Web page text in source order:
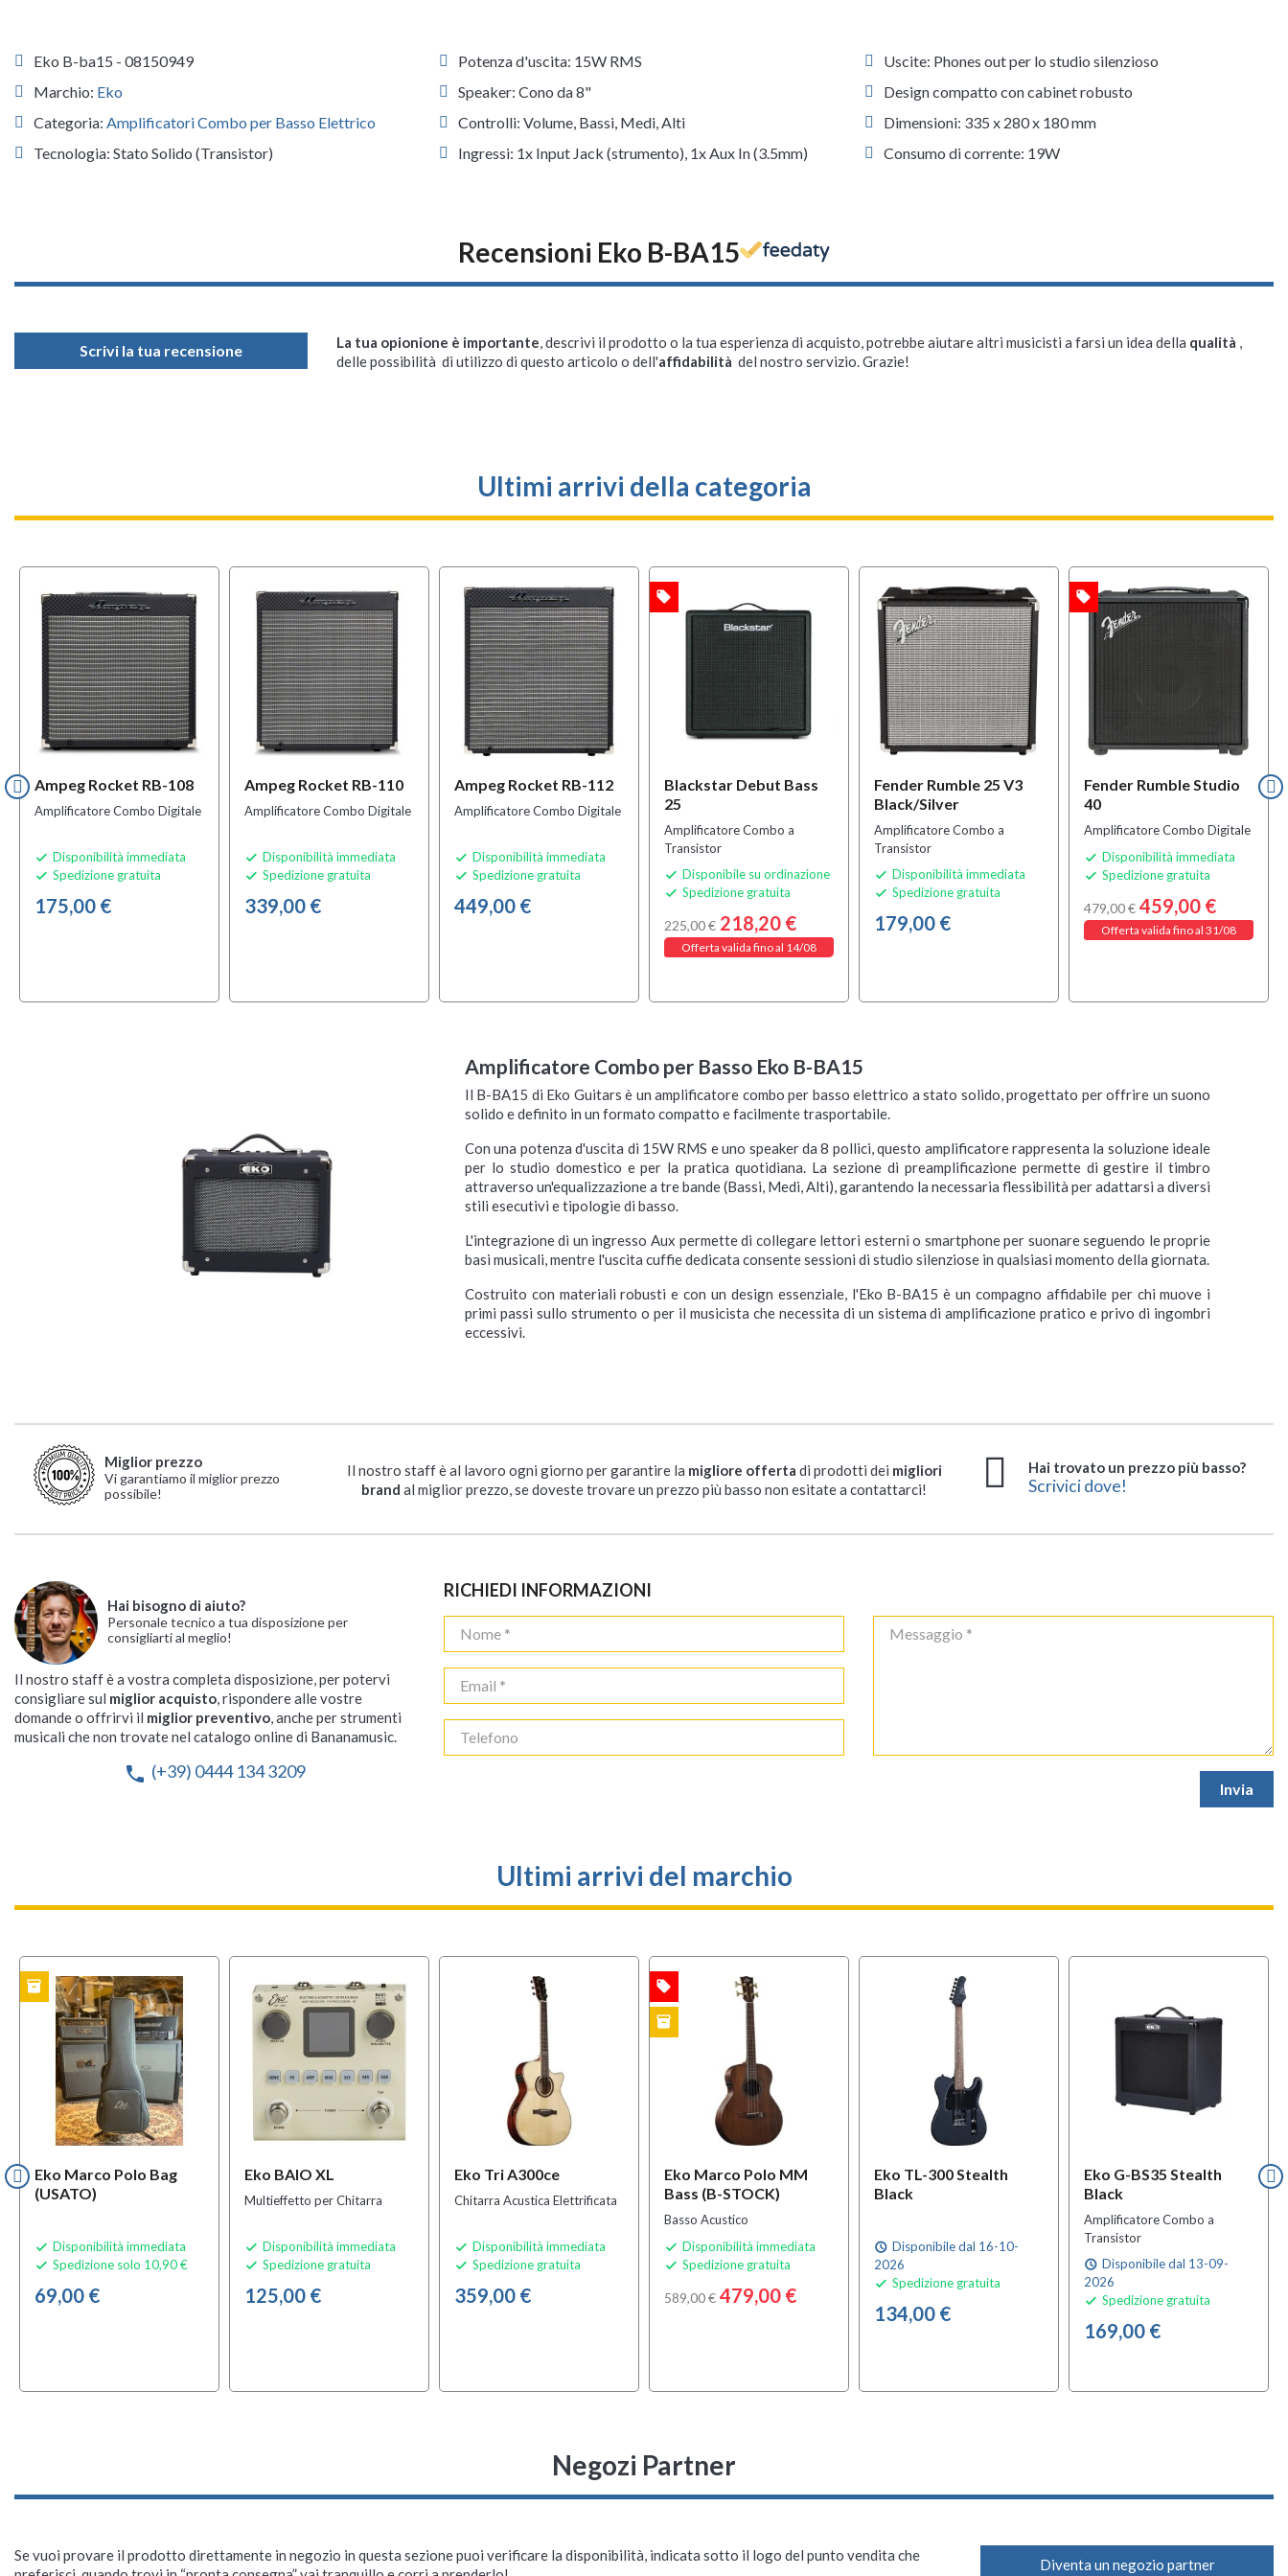
Eko B-ba15 - 08150949
Marchio: Eko
Categoria: Amplificatori Combo per Basso Elettrico
Tecnologia: Stato Solido (Transistor)
Potenza d'uscita: 15W RMS
Speaker: Cono da 8"
Controlli: Volume, Bassi, Medi, Alti
Ingressi: 1x Input Jack (strumento), 1x Aux In (3.5mm)
Uscite: Phones out per lo studio silenzioso
Design compatto con cabinet robusto
Dimensioni: 335 x 280 x 180 mm
Consumo di corrente: 19W
Recensioni Eko B-BA15
Scrivi la tua recensione La tua opionione è importante, descrivi il prodotto o la tua esperienza di acquisto, potrebbe aiutare altri musicisti a farsi un idea della qualità ,
delle possibilità di utilizzo di questo articolo o dell'affidabilità del nostro servizio. Grazie!
Ultimi arrivi della categoria
Ampeg Rocket RB-108
Amplificatore Combo Digitale
 Disponibilità immediata
 Spedizione gratuita
175,00 €
Ampeg Rocket RB-110
Amplificatore Combo Digitale
 Disponibilità immediata
 Spedizione gratuita
339,00 €
Ampeg Rocket RB-112
Amplificatore Combo Digitale
 Disponibilità immediata
 Spedizione gratuita
449,00 €
Blackstar Debut Bass
25
Amplificatore Combo a
Transistor
 Disponibile su ordinazione
 Spedizione gratuita
225,00 € 218,20 €
Offerta valida fino al 14/08
OFFERTA local_offer
Fender Rumble 25 V3
Black/Silver
Amplificatore Combo a
Transistor
 Disponibilità immediata
 Spedizione gratuita
179,00 €
Fender Rumble Studio
40
Amplificatore Combo Digitale
 Disponibilità immediata
 Spedizione gratuita
479,00 € 459,00 €
Offerta valida fino al 31/08
OFFERTA local_offer
Amplificatore Combo per Basso Eko B-BA15
Il B-BA15 di Eko Guitars è un amplificatore combo per basso elettrico a stato solido, progettato per offrire un suono
solido e definito in un formato compatto e facilmente trasportabile.
Con una potenza d'uscita di 15W RMS e uno speaker da 8 pollici, questo amplificatore rappresenta la soluzione ideale
per lo studio domestico e per la pratica quotidiana. La sezione di preamplificazione permette di gestire il timbro
attraverso un'equalizzazione a tre bande (Bassi, Medi, Alti), garantendo la necessaria flessibilità per adattarsi a diversi
stili esecutivi e tipologie di basso.
L'integrazione di un ingresso Aux permette di collegare lettori esterni o smartphone per suonare seguendo le proprie
basi musicali, mentre l'uscita cuffie dedicata consente sessioni di studio silenziose in qualsiasi momento della giornata.
Costruito con materiali robusti e con un design essenziale, l'Eko B-BA15 è un compagno affidabile per chi muove i
primi passi sullo strumento o per il musicista che necessita di un sistema di amplificazione pratico e privo di ingombri
eccessivi.
Miglior prezzo
Vi garantiamo il miglior prezzo
possibile!
Il nostro staff è al lavoro ogni giorno per garantire la migliore offerta di prodotti dei migliori
brand al miglior prezzo, se doveste trovare un prezzo più basso non esitate a contattarci!
Hai trovato un prezzo più basso?
Scrivici dove!
Hai bisogno di aiuto?
Personale tecnico a tua disposizione per
consigliarti al meglio!
Il nostro staff è a vostra completa disposizione, per potervi
consigliare sul miglior acquisto, rispondere alle vostre
domande o offrirvi il miglior preventivo, anche per strumenti
musicali che non trovate nel catalogo online di Bananamusic.
phone (+39) 0444 134 3209
RICHIEDI INFORMAZIONI
Ultimi arrivi del marchio
Eko Marco Polo Bag
(USATO)
 Disponibilità immediata
 Spedizione solo 10,90 €
69,00 €
inventory
Eko BAIO XL
Multieffetto per Chitarra
 Disponibilità immediata
 Spedizione gratuita
125,00 €
Eko Tri A300ce
Chitarra Acustica Elettrificata
 Disponibilità immediata
 Spedizione gratuita
359,00 €
Eko Marco Polo MM
Bass (B-STOCK)
Basso Acustico
 Disponibilità immediata
 Spedizione gratuita
589,00 € 479,00 €
local_offer
inventory
Eko TL-300 Stealth
Black
schedule Disponibile dal 16-10-
2026
 Spedizione gratuita
134,00 €
Eko G-BS35 Stealth
Black
Amplificatore Combo a
Transistor
schedule Disponibile dal 13-09-
2026
 Spedizione gratuita
169,00 €
Negozi Partner
Se vuoi provare il prodotto direttamente in negozio in questa sezione puoi verificare la disponibilità, indicata sotto il logo del punto vendita che
Diventa un negozio partner